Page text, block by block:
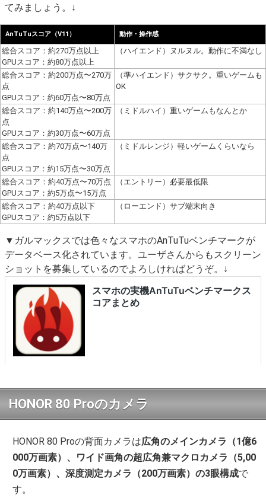
てみましょう。↓
AnTuTuスコア（V11） 動作・操作感
総合スコア：約270万点以上
GPUスコア：約80万点以上
（ハイエンド）ヌルヌル。動作に不満なし
総合スコア：約200万点〜270万
点
GPUスコア：約60万点〜80万点
（準ハイエンド）サクサク。重いゲームも
OK
総合スコア：約140万点〜200万
点
GPUスコア：約30万点〜60万点
（ミドルハイ）重いゲームもなんとか
総合スコア：約70万点〜140万
点
GPUスコア：約15万点〜30万点
（ミドルレンジ）軽いゲームくらいなら
総合スコア：約40万点〜70万点
GPUスコア：約5万点〜15万点
（エントリー）必要最低限
総合スコア：約40万点以下
GPUスコア：約5万点以下
（ローエンド）サブ端末向き
▼ガルマックスでは色々なスマホのAnTuTuベンチマークが
データベース化されています。ユーザさんからもスクリーン
ショットを募集しているのでよろしければどうぞ。↓
HONOR 80 Proのカメラ
HONOR 80 Proの背面カメラは広角のメインカメラ（1億6
000万画素）、ワイド画角の超広角兼マクロカメラ（5,00
0万画素）、深度測定カメラ（200万画素）の3眼構成で
す。